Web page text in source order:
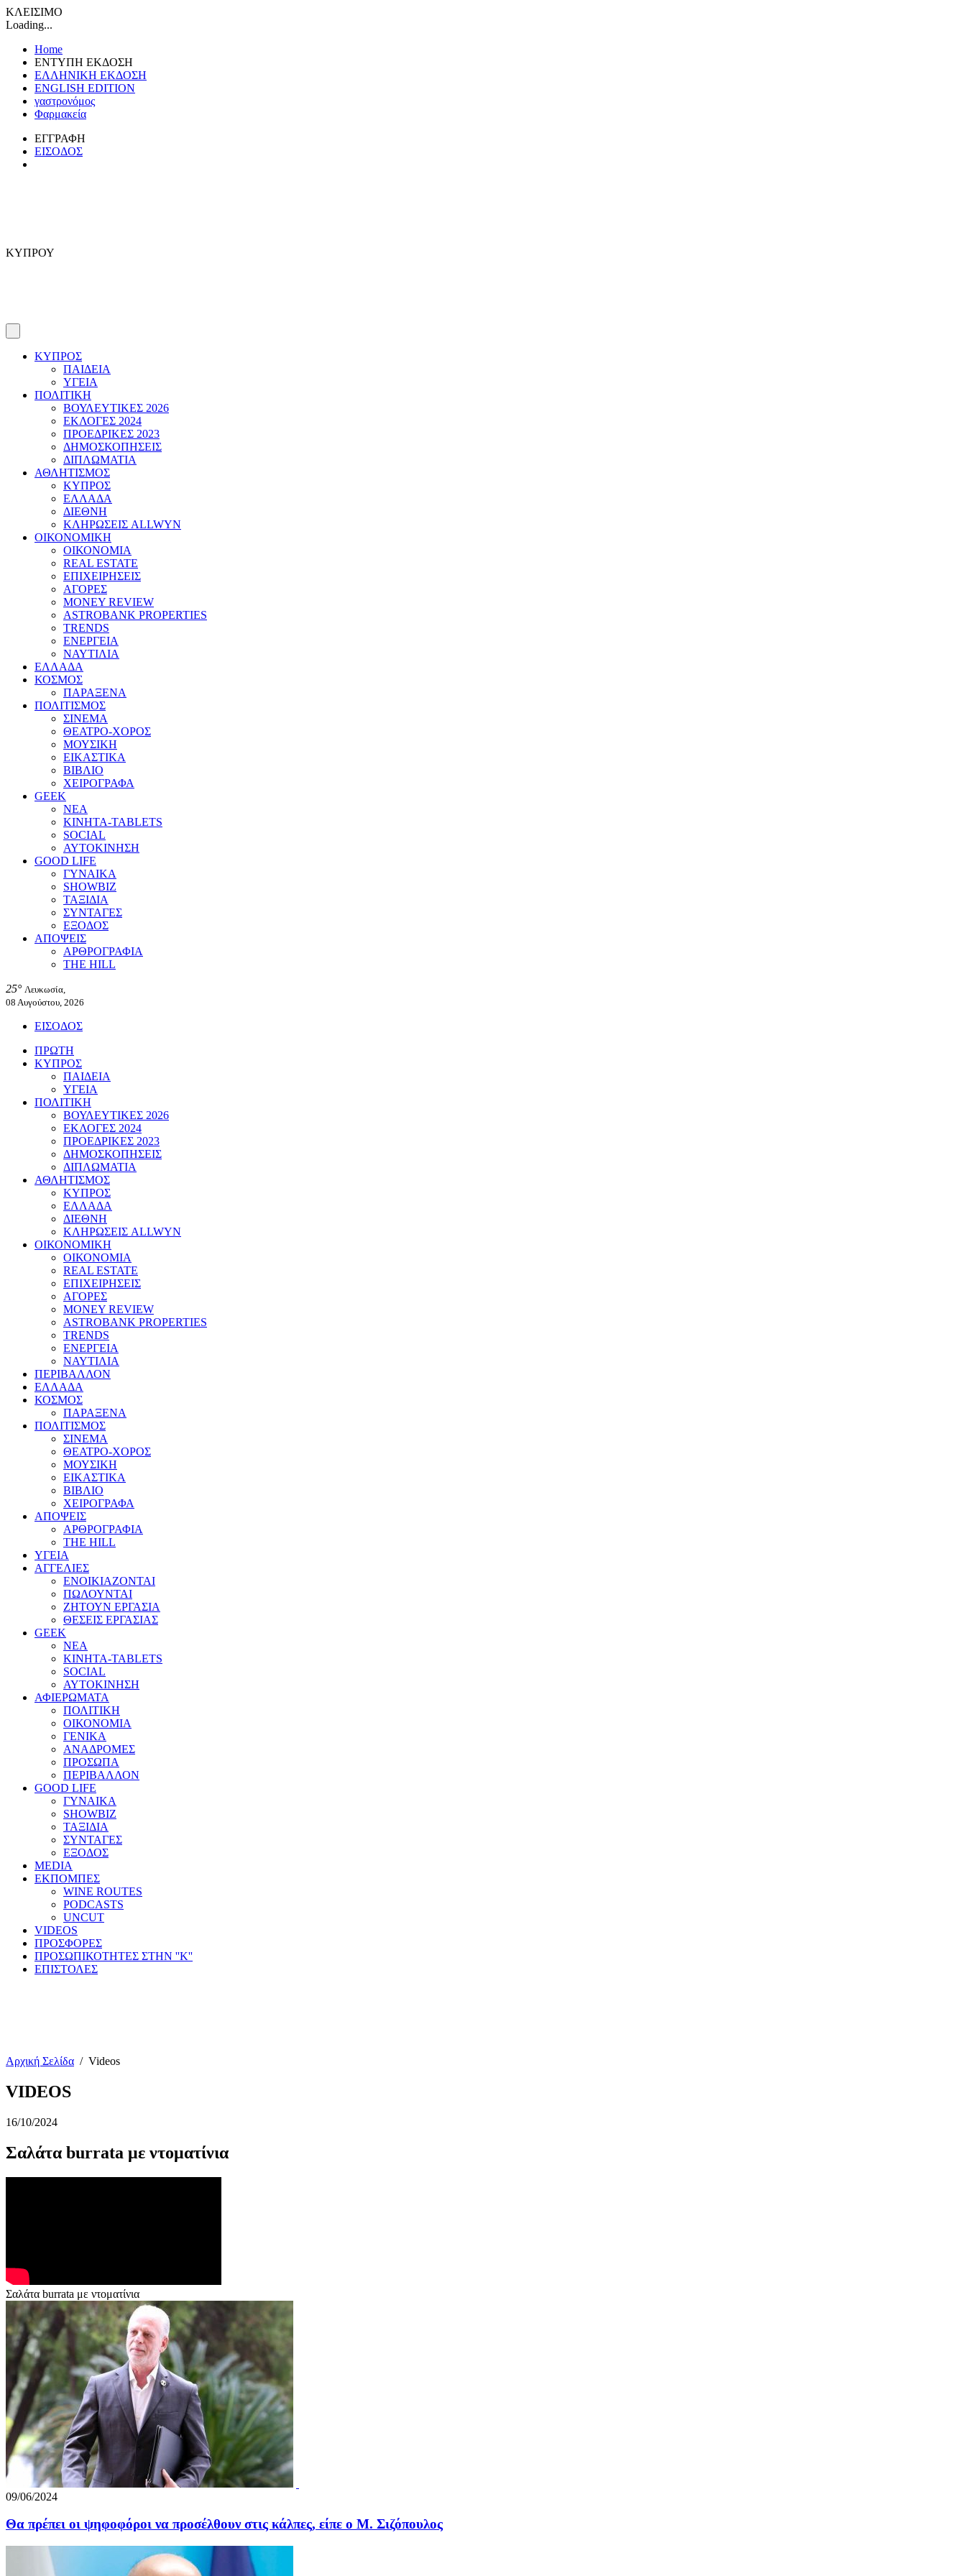
ΚΛΕΙΣΙΜΟ
Loading...
Home
ΕΝΤΥΠΗ ΕΚΔΟΣΗ
ΕΛΛΗΝΙΚΗ ΕΚΔΟΣΗ
ENGLISH EDITION
γαστρονόμος
Φαρμακεία
ΕΓΓΡΑΦΗ
ΕΙΣΟΔΟΣ
ΚΥΠΡΟΥ
ΚΥΠΡΟΣ
ΠΑΙΔΕΙΑ
ΥΓΕΙΑ
ΠΟΛΙΤΙΚΗ
ΒΟΥΛΕΥΤΙΚΕΣ 2026
ΕΚΛΟΓΕΣ 2024
ΠΡΟΕΔΡΙΚΕΣ 2023
ΔΗΜΟΣΚΟΠΗΣΕΙΣ
ΔΙΠΛΩΜΑΤΙΑ
ΑΘΛΗΤΙΣΜΟΣ
ΚΥΠΡΟΣ
ΕΛΛΑΔΑ
ΔΙΕΘΝΗ
ΚΛΗΡΩΣΕΙΣ ALLWYN
ΟΙΚΟΝΟΜΙΚΗ
ΟΙΚΟΝΟΜΙΑ
REAL ESTATE
ΕΠΙΧΕΙΡΗΣΕΙΣ
ΑΓΟΡΕΣ
MONEY REVIEW
ASTROBANK PROPERTIES
TRENDS
ΕΝΕΡΓΕΙΑ
ΝΑΥΤΙΛΙΑ
ΕΛΛΑΔΑ
ΚΟΣΜΟΣ
ΠΑΡΑΞΕΝΑ
ΠΟΛΙΤΙΣΜΟΣ
ΣΙΝΕΜΑ
ΘΕΑΤΡΟ-ΧΟΡΟΣ
ΜΟΥΣΙΚΗ
ΕΙΚΑΣΤΙΚΑ
ΒΙΒΛΙΟ
ΧΕΙΡΟΓΡΑΦΑ
GEEK
ΝΕΑ
ΚΙΝΗΤΑ-TABLETS
SOCIAL
ΑΥΤΟΚΙΝΗΣΗ
GOOD LIFE
ΓΥΝΑΙΚΑ
SHOWBIZ
ΤΑΞΙΔΙΑ
ΣΥΝΤΑΓΕΣ
ΕΞΟΔΟΣ
ΑΠΟΨΕΙΣ
ΑΡΘΡΟΓΡΑΦΙΑ
THE HILL
25° Λευκωσία,
08 Αυγούστου, 2026
ΕΙΣΟΔΟΣ
ΠΡΩΤΗ
ΚΥΠΡΟΣ
ΠΑΙΔΕΙΑ
ΥΓΕΙΑ
ΠΟΛΙΤΙΚΗ
ΒΟΥΛΕΥΤΙΚΕΣ 2026
ΕΚΛΟΓΕΣ 2024
ΠΡΟΕΔΡΙΚΕΣ 2023
ΔΗΜΟΣΚΟΠΗΣΕΙΣ
ΔΙΠΛΩΜΑΤΙΑ
ΑΘΛΗΤΙΣΜΟΣ
ΚΥΠΡΟΣ
ΕΛΛΑΔΑ
ΔΙΕΘΝΗ
ΚΛΗΡΩΣΕΙΣ ALLWYN
ΟΙΚΟΝΟΜΙΚΗ
ΟΙΚΟΝΟΜΙΑ
REAL ESTATE
ΕΠΙΧΕΙΡΗΣΕΙΣ
ΑΓΟΡΕΣ
MONEY REVIEW
ASTROBANK PROPERTIES
TRENDS
ΕΝΕΡΓΕΙΑ
ΝΑΥΤΙΛΙΑ
ΠΕΡΙΒΑΛΛΟΝ
ΕΛΛΑΔΑ
ΚΟΣΜΟΣ
ΠΑΡΑΞΕΝΑ
ΠΟΛΙΤΙΣΜΟΣ
ΣΙΝΕΜΑ
ΘΕΑΤΡΟ-ΧΟΡΟΣ
ΜΟΥΣΙΚΗ
ΕΙΚΑΣΤΙΚΑ
ΒΙΒΛΙΟ
ΧΕΙΡΟΓΡΑΦΑ
ΑΠΟΨΕΙΣ
ΑΡΘΡΟΓΡΑΦΙΑ
THE HILL
ΥΓΕΙΑ
ΑΓΓΕΛΙΕΣ
ΕΝΟΙΚΙΑΖΟΝΤΑΙ
ΠΩΛΟΥΝΤΑΙ
ΖΗΤΟΥΝ ΕΡΓΑΣΙΑ
ΘΕΣΕΙΣ ΕΡΓΑΣΙΑΣ
GEEK
ΝΕΑ
ΚΙΝΗΤΑ-TABLETS
SOCIAL
ΑΥΤΟΚΙΝΗΣΗ
ΑΦΙΕΡΩΜΑΤΑ
ΠΟΛΙΤΙΚΗ
ΟΙΚΟΝΟΜΙΑ
ΓΕΝΙΚΑ
ΑΝΑΔΡΟΜΕΣ
ΠΡΟΣΩΠΑ
ΠΕΡΙΒΑΛΛΟΝ
GOOD LIFE
ΓΥΝΑΙΚΑ
SHOWBIZ
ΤΑΞΙΔΙΑ
ΣΥΝΤΑΓΕΣ
ΕΞΟΔΟΣ
MEDIA
ΕΚΠΟΜΠΕΣ
WINE ROUTES
PODCASTS
UNCUT
VIDEOS
ΠΡΟΣΦΟΡΕΣ
ΠΡΟΣΩΠΙΚΟΤΗΤΕΣ ΣΤΗΝ ''Κ''
ΕΠΙΣΤΟΛΕΣ
Αρχική Σελίδα / Videos
VIDEOS
16/10/2024
Σαλάτα burrata με ντοματίνια
Σαλάτα burrata με ντοματίνια
09/06/2024
Θα πρέπει οι ψηφοφόροι να προσέλθουν στις κάλπες, είπε ο Μ. Σιζόπουλος